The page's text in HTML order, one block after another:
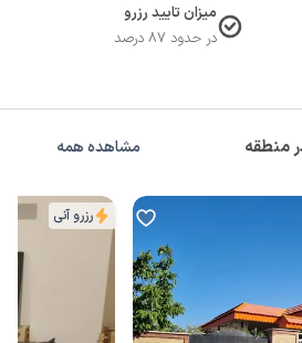
میزان تایید رزرو
در حدود 87 درصد
منطقه مشاهده همه
رزرو آنی